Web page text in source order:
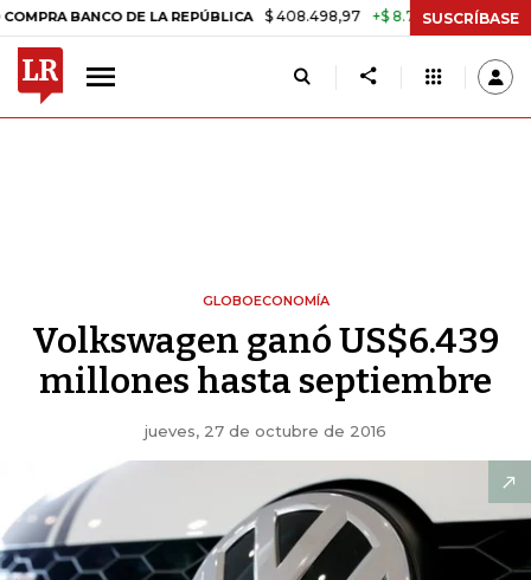
DE LA REPÚBLICA $ 408.498,97 +$ 8.753,81 +2,19% TASA
SUSCRÍBASE
GLOBOECONOMÍA
Volkswagen ganó US$6.439
millones hasta septiembre
jueves, 27 de octubre de 2016